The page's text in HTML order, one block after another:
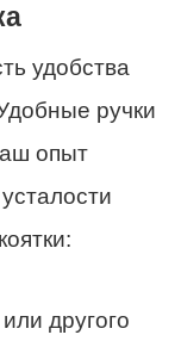
удобства
ручки
опыт
другого